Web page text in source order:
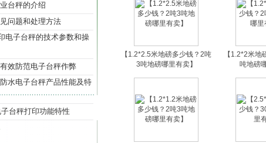
台秤的介绍
问题和处理方法
电子台秤的技术参数和操
效防范电子台秤作弊
水电子台秤产品性能及特
台秤打印功能特性
【1.2*2.5米地磅多少钱？2吨
3吨地磅哪里有卖】
【1.2*2米地
吨地磅